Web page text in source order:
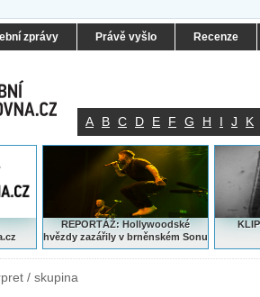
zprávy Právě vyšlo Recenze
A B C D E F G H I J K
REPORTÁŽ: Hollywoodské
hvězdy zazářily v brněnském Sonu
/ skupina